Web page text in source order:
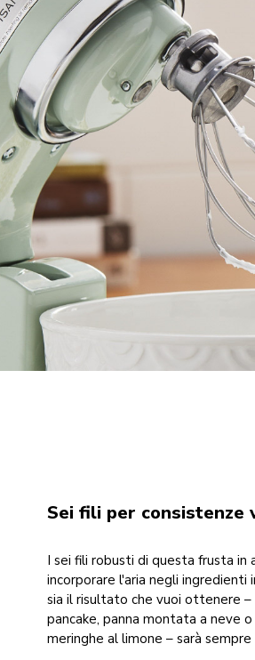
Sei fili per consistenze
I sei fili robusti di questa frusta in
incorporare l'aria negli ingredienti
sia il risultato che vuoi ottenere
pancake, panna montata a neve
meringhe al limone – sarà sempre